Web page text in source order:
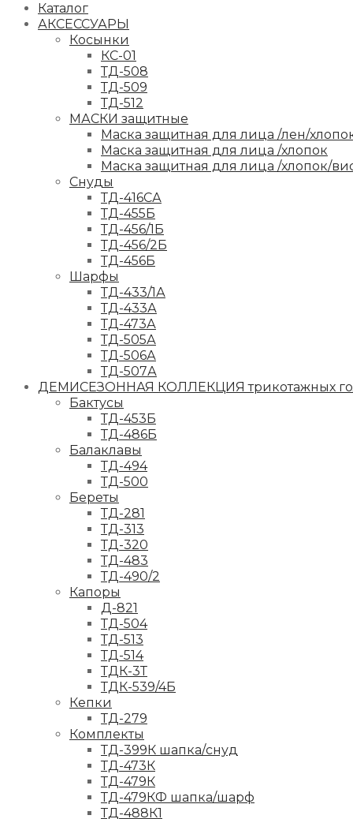
Каталог
АКСЕССУАРЫ
Косынки
КС-01
ТД-508
ТД-509
ТД-512
МАСКИ защитные
Маска защитная для лица /лен/
Маска защитная для лица /хлопок
Маска защитная для лица /хлопок/
Снуды
ТД-416СА
ТД-455Б
ТД-456/1Б
ТД-456/2Б
ТД-456Б
Шарфы
ТД-433/1А
ТД-433А
ТД-473А
ТД-505А
ТД-506А
ТД-507А
ДЕМИСЕЗОННАЯ КОЛЛЕКЦИЯ трикотажных
Бактусы
ТД-453Б
ТД-486Б
Балаклавы
ТД-494
ТД-500
Береты
ТД-281
ТД-313
ТД-320
ТД-483
ТД-490/2
Капоры
Д-821
ТД-504
ТД-513
ТД-514
ТДК-3Т
ТДК-539/4Б
Кепки
ТД-279
Комплекты
ТД-399К шапка/снуд
ТД-473К
ТД-479К
ТД-479КФ шапка/шарф
ТД-488К1